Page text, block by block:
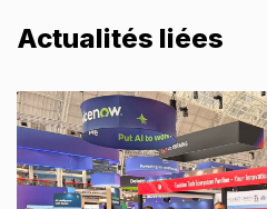
Actualités liées